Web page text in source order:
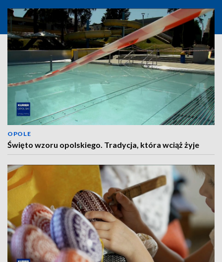
OPOLE
Święto wzoru opolskiego. Tradycja, która wciąż żyje